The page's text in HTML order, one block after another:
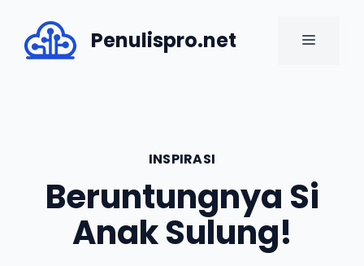
content
Penulispro.net MENU
INSPIRASI
Beruntungnya Si
Anak Sulung!